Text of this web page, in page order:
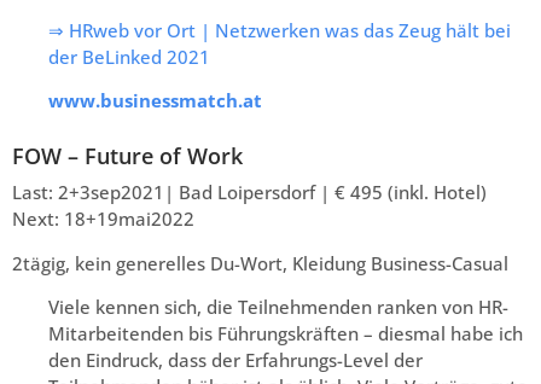
⇒ HRweb vor Ort | Netzwerken was das Zeug hält bei
der BeLinked 2021
www.businessmatch.at
FOW – Future of Work
Last: 2+3sep2021| Bad Loipersdorf | € 495 (inkl. Hotel)
Next: 18+19mai2022
2tägig, kein generelles Du-Wort, Kleidung Business-Casual
Viele kennen sich, die Teilnehmenden ranken von HR-
Mitarbeitenden bis Führungskräften – diesmal habe ich
den Eindruck, dass der Erfahrungs-Level der